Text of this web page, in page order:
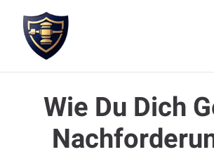
Wie Du Dich